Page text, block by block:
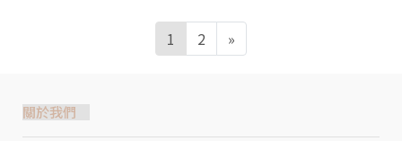
1 2 »
關於我們